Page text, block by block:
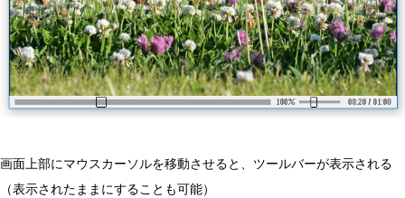
画面上部にマウスカーソルを移動させると、ツールバーが表示される
（表示されたままにすることも可能）